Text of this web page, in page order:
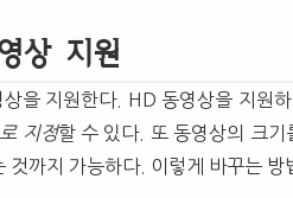
상 지원
상을 지원한다. HD 동영상을 지원
지정할 수 있다. 또 동영상의 크기
것까지 가능하다. 이렇게 바꾸는 방